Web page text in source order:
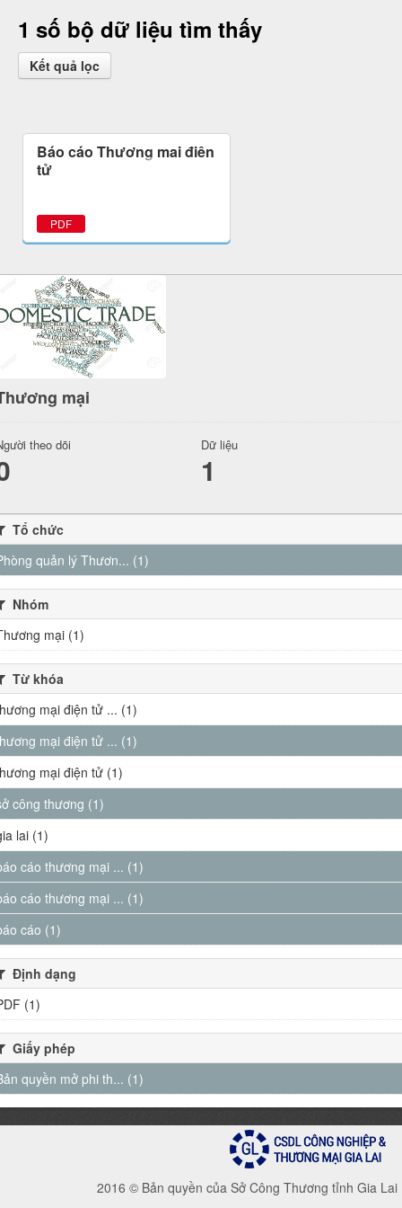
1 số bộ dữ liệu tìm thấy
Kết quả lọc
Báo cáo Thương mại điện
tử
PDF
mại
theo dõi Dữ liệu
1
Tổ chức
quản lý Thươn... (1)
Nhóm
mại (1)
Từ khóa
mại điện tử ... (1)
mại điện tử ... (1)
mại điện tử (1)
công thương (1)
lai (1)
cáo thương mại ... (1)
cáo thương mại ... (1)
cáo (1)
Định dạng
(1)
Giấy phép
quyền mở phi th... (1)
2016 © Bản quyền của Sở Công Thương tỉnh Gia Lai